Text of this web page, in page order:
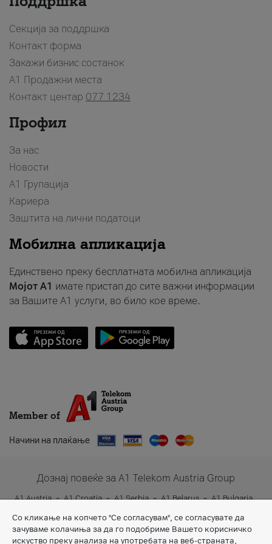
Секција за поддршка
Контакт форма
Закажи бизнис состанок
A1 Продажни места
Контакт центар 077 1234
Профил
За нас
Новости
А1 Групација
Кариера
Заштита на лични податоци
Мобилна апликација
Единствено преку бесплатната мобилна апликација
Мојот A1 имате пристап до сите важни информации
за Вашите A1 услуги, во било кое време.
Member of
Начини на плаќање
Дознај повеќе за A1 Telekom Austria Group
A1 Austria A1 Croatia A1 Serbia A1 Belarus
A1 Bulgaria
Со кликање на копчето "Се согласувам", се согласувате да
зачуваме колачиња за да го подобриме Вашето корисничко
искуство преку анализа на употребата на веб-страната,